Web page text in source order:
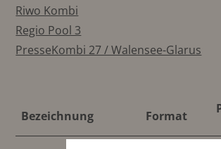
Riwo Kombi
Regio Pool 3
PresseKombi 27 / Walensee-Glarus
Bezeichnung Format